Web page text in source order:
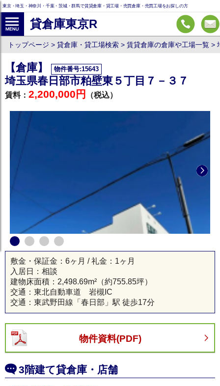
東京・埼玉・神奈川・千葉・茨城・群馬で賃貸倉庫・貸工場・売買倉庫・売買工場をお探しの方
貸倉庫東京R
トップページ 貸倉庫・貸工場検索 賃貸倉庫の倉庫や工場一覧
【倉庫】 物件番号:15643
埼玉県春日部市粕壁東５丁目７－３７
賃料： 2,200,000円 （税込）
春日部市 貸倉庫
敷金・保証金：6ヶ月 / 礼金：1ヶ月
入居日：相談
建物床面積： 2,498.69m² （約755.85坪）
交通：東北自動車道 岩槻IC
交通：東武野田線「春日部」駅 徒歩17分
物件資料(PDF)
3階建て貸倉庫・店舗